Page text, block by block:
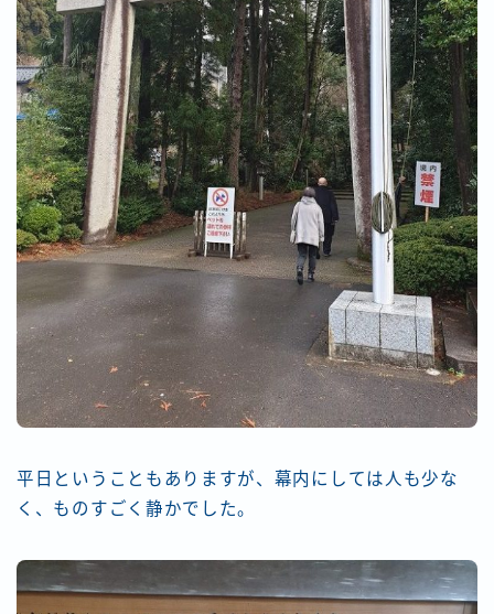
平日ということもありますが、幕内にしては人も少な
く、ものすごく静かでした。